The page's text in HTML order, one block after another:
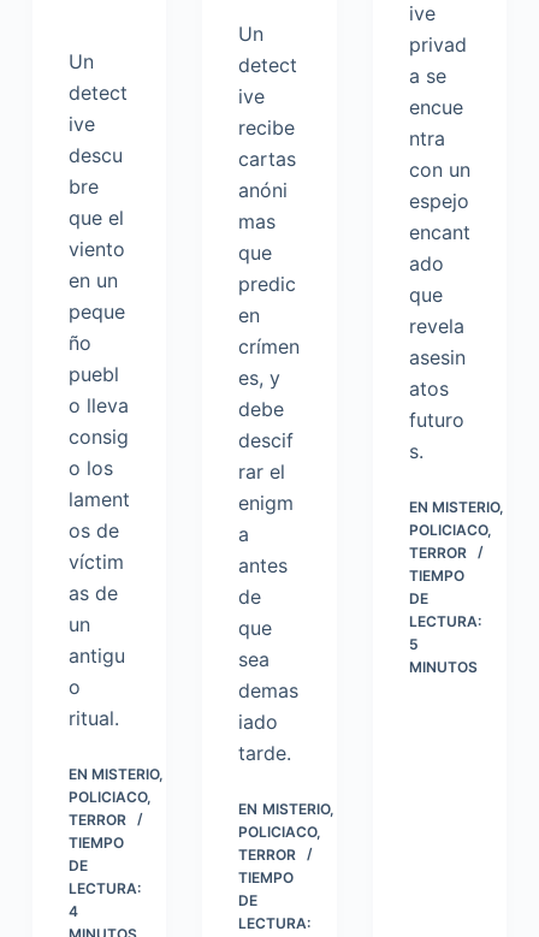
Un
detect
ive
descu
bre
que el
viento
en un
peque
ño
puebl
o lleva
consig
o los
lament
os de
víctim
as de
un
antigu
o
ritual.
EN MISTERIO,
POLICIACO,
TERROR
TIEMPO
DE
LECTURA:
4
Un
detect
ive
recibe
cartas
anóni
mas
que
predic
en
crímen
es, y
debe
descif
rar el
enigm
a
antes
de
que
sea
demas
iado
tarde.
EN MISTERIO,
POLICIACO,
TERROR
TIEMPO
DE
LECTURA:
ive
privad
a se
encue
ntra
con un
espejo
encant
ado
que
revela
asesin
atos
futuro
s.
EN MISTERIO,
POLICIACO,
TERROR
TIEMPO
DE
LECTURA:
5
MINUTOS